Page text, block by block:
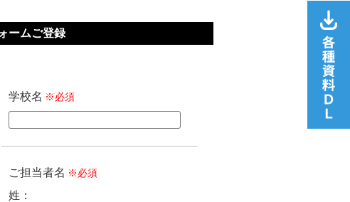
ームご登録
学校名 ※
ご担当者名 ※
姓：